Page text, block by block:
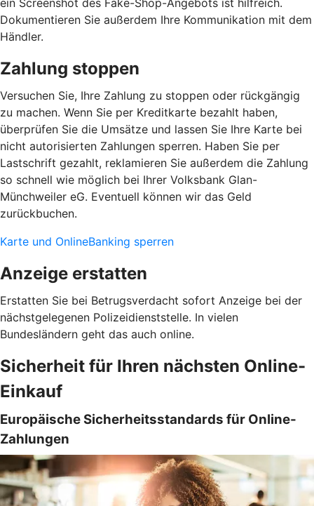
Dokumentieren Sie außerdem Ihre Kommunikation mit dem
Händler.
Zahlung stoppen
Versuchen Sie, Ihre Zahlung zu stoppen oder rückgängig
zu machen. Wenn Sie per Kreditkarte bezahlt haben,
überprüfen Sie die Umsätze und lassen Sie Ihre Karte bei
nicht autorisierten Zahlungen sperren. Haben Sie per
Lastschrift gezahlt, reklamieren Sie außerdem die Zahlung
so schnell wie möglich bei Ihrer Volksbank Glan-
Münchweiler eG. Eventuell können wir das Geld
zurückbuchen.
Karte und OnlineBanking sperren
Anzeige erstatten
Erstatten Sie bei Betrugsverdacht sofort Anzeige bei der
nächstgelegenen Polizeidienststelle. In vielen
Bundesländern geht das auch online.
Sicherheit für Ihren nächsten Online-
Einkauf
Europäische Sicherheitsstandards für Online-
Zahlungen